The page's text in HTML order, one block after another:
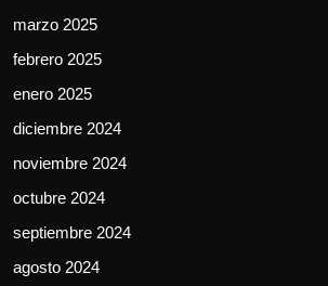
marzo 2025
febrero 2025
enero 2025
diciembre 2024
noviembre 2024
octubre 2024
septiembre 2024
agosto 2024